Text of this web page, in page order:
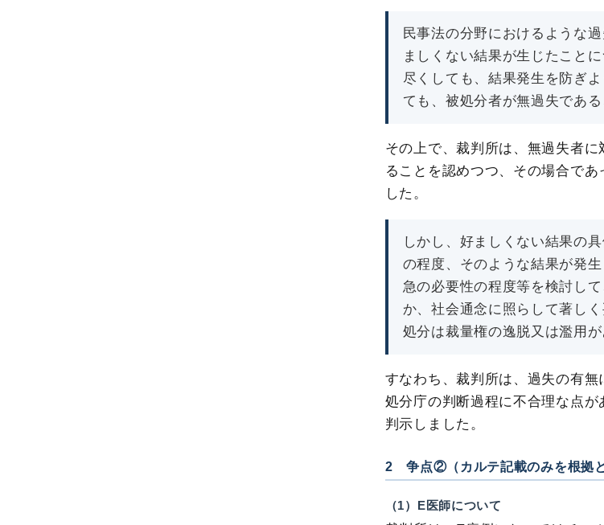
民事法の分野におけるような
ましくない結果が生じたこと
尽くしても、結果発生を防ぎ
ても、被処分者が無過失であ
その上で、裁判所は、無過失者
ることを認めつつ、その場合で
した。
しかし、好ましくない結果の
の程度、そのような結果が発
急の必要性の程度等を検討し
か、社会通念に照らして著し
処分は裁量権の逸脱又は濫用
すなわち、裁判所は、過失の有無
処分庁の判断過程に不合理な点
判示しました。
2 争点②（カルテ記載のみを根拠
（1）E医師について